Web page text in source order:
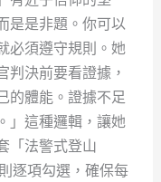
是是非題。你可以
必須遵守規則。她
判決前要看證據，
的體能。證據不足
」這種邏輯，讓她
「法警式登山
逐項勾選，確保每